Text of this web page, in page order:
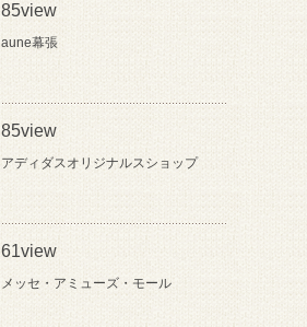
85view
aune幕張
85view
アディダスオリジナルスショップ
61view
メッセ・アミューズ・モール